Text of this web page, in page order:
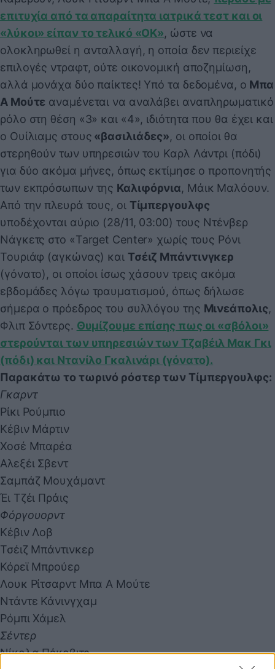
επιτυχία από τα απαραίτητα ιατρικά τεστ και οι
«λύκοι» είπαν το τελικό «OK», ώστε να
ολοκληρωθεί η ανταλλαγή, η οποία δεν περιείχε
επιλογές ντραφτ, ούτε οικονομική αποζημίωση,
αλλά μονάχα δύο παίκτες! Υπό τα δεδομένα, ο Μπα
Α Μούτε αναμένεται να αναλάβει αναπληρωματικό
ρόλο στη θέση «3» και «4», ιδιότητα που θα έχει και
ο Ουίλιαμς στους «βασιλιάδες», οι οποίοι θα
στερηθούν των υπηρεσιών του Καρλ Λάντρι (πόδι)
για δύο ακόμα μήνες, όπως εκτίμησε ο προπονητής
των εκπρόσωπων της Καλιφόρνια, Μάικ Μαλόουν.
Από την πλευρά τους, οι Τίμπεργουλφς
υποδέχονται αύριο (28/11, 03:00) τους Ντένβερ
Νάγκετς στο «Target Center» χωρίς τους Ρόνι
Τουριάφ (αγκώνας) και Τσέιζ Μπάντινγκερ
(γόνατο), οι οποίοι ίσως χάσουν τρεις ακόμα
εβδομάδες λόγω τραυματισμού, όπως δήλωσε
σήμερα ο πρόεδρος του συλλόγου της Μινεάπολις,
Φλιπ Σόντερς. Θυμίζουμε επίσης πως οι «σβόλοι»
στερούνται των υπηρεσιών των Τζαβέιλ Μακ Γκι
(πόδι) και Ντανίλο Γκαλινάρι (γόνατο).
Παρακάτω το τωρινό ρόστερ των Τίμπεργουλφς:
Γκαρντ
Ρίκι Ρούμπιο
Κέβιν Μάρτιν
Χοσέ Μπαρέα
Αλεξέι Σβεντ
Σαμπάζ Μουχάμαντ
Έι Τζέι Πράις
Φόργουορντ
Κέβιν Λοβ
Τσέιζ Μπάντινκερ
Κόρεϊ Μπρούερ
Λουκ Ρίτσαρντ Μπα Α Μούτε
Ντάντε Κάνινγχαμ
Ρόμπι Χάμελ
Σέντερ
Νίκολα Πέκοβιτς